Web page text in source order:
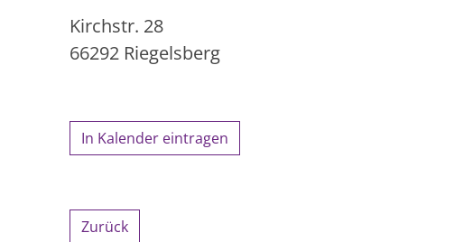
Kirchstr. 28
66292 Riegelsberg
In Kalender eintragen
Zurück